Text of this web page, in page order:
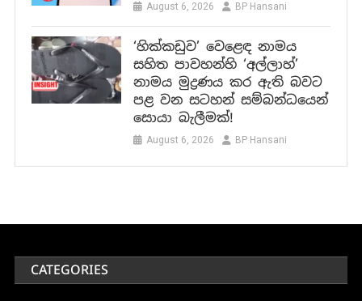
August 6, 2026 BP Hansani
‘හික්කඩුව’ වෙළෙඳ නාමය
සහිත පාවහන්හි ‘අල්ලාහ්’
නාමය මුද්‍රණය කර ඇති බවට
පළ වන සටහන් සම්බන්ධයෙන්
සොයා බැලීමක්!
August 6, 2026 BP Hansani
CATEGORIES